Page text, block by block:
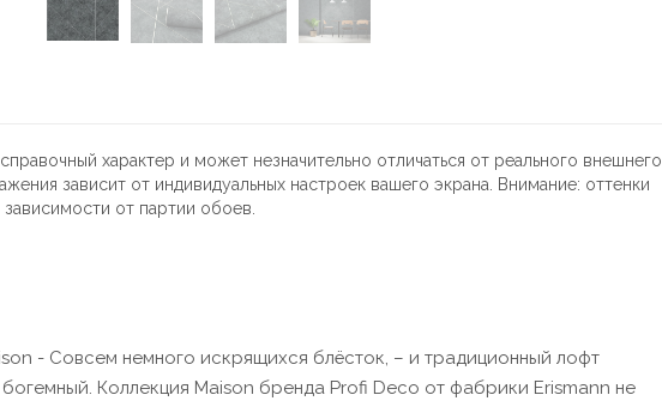
характер и может незначительно отличаться от реального внешнего
зависит от индивидуальных настроек вашего экрана. Внимание: оттенки
от партии обоев.
- Совсем немного искрящихся блёсток, – и традиционный лофт
Коллекция Maison бренда Profi Deco от фабрики Erismann не